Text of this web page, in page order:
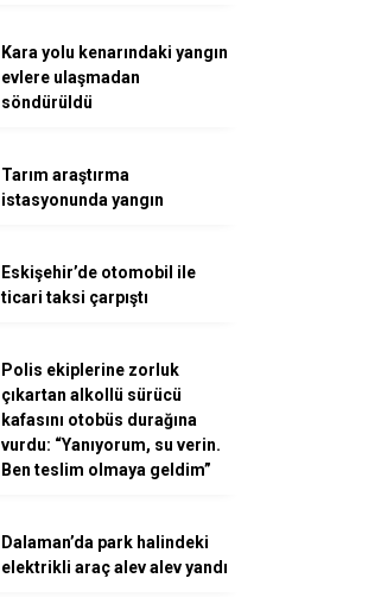
Kara yolu kenarındaki yangın
evlere ulaşmadan
söndürüldü
Tarım araştırma
istasyonunda yangın
Eskişehir’de otomobil ile
ticari taksi çarpıştı
Polis ekiplerine zorluk
çıkartan alkollü sürücü
kafasını otobüs durağına
vurdu: “Yanıyorum, su verin.
Ben teslim olmaya geldim”
Dalaman’da park halindeki
elektrikli araç alev alev yandı